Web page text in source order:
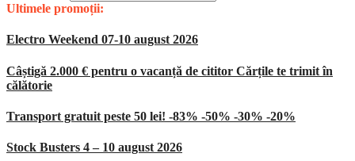
Ultimele promoții:
Electro Weekend 07-10 august 2026
Câștigă 2.000 € pentru o vacanță de cititor Cărțile te trimit în
călătorie
Transport gratuit peste 50 lei! -83% -50% -30% -20%
Stock Busters 4 – 10 august 2026